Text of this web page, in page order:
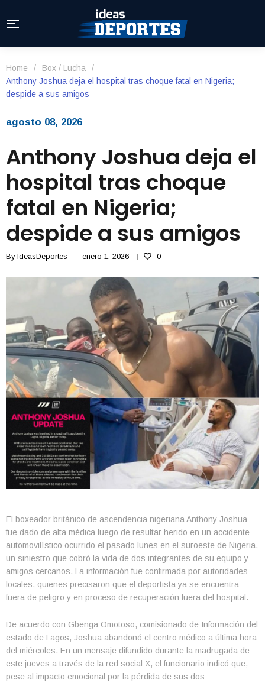
Home / Box / Lucha
/
Anthony Joshua deja el hospital tras choque fatal en Nigeria;
despide a sus amigos
agosto 08, 2026
Anthony Joshua deja el
hospital tras choque
fatal en Nigeria;
despide a sus amigos
By IdeasDeportes enero 1, 2026 0
El boxeador británico de ascendencia nigeriana Anthony Joshua
fue dado de alta médica luego de resultar herido en un accidente
automovilístico ocurrido el pasado lunes en el suroeste de Nigeria,
un siniestro que cobró la vida de dos integrantes de su equipo y
amigos cercanos. La información fue confirmada por autoridades
locales, quienes precisaron que el deportista ya se encuentra
fuera de peligro y en proceso de recuperación fuera del hospital.
De acuerdo con Gbenga Omotoso, comisionado de Información del
estado de Lagos, Joshua abandonó el centro médico a última hora
del miércoles. En un mensaje difundido durante la madrugada de
este jueves a través de la red social X, el funcionario indicó que,
pese al impacto emocional por la pérdida de sus dos